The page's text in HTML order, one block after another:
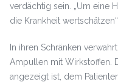
verdächtig sein. „Um eine
die Krankheit
In ihren Schränken
Ampullen mit Wirkstoffen.
angezeigt ist, dem